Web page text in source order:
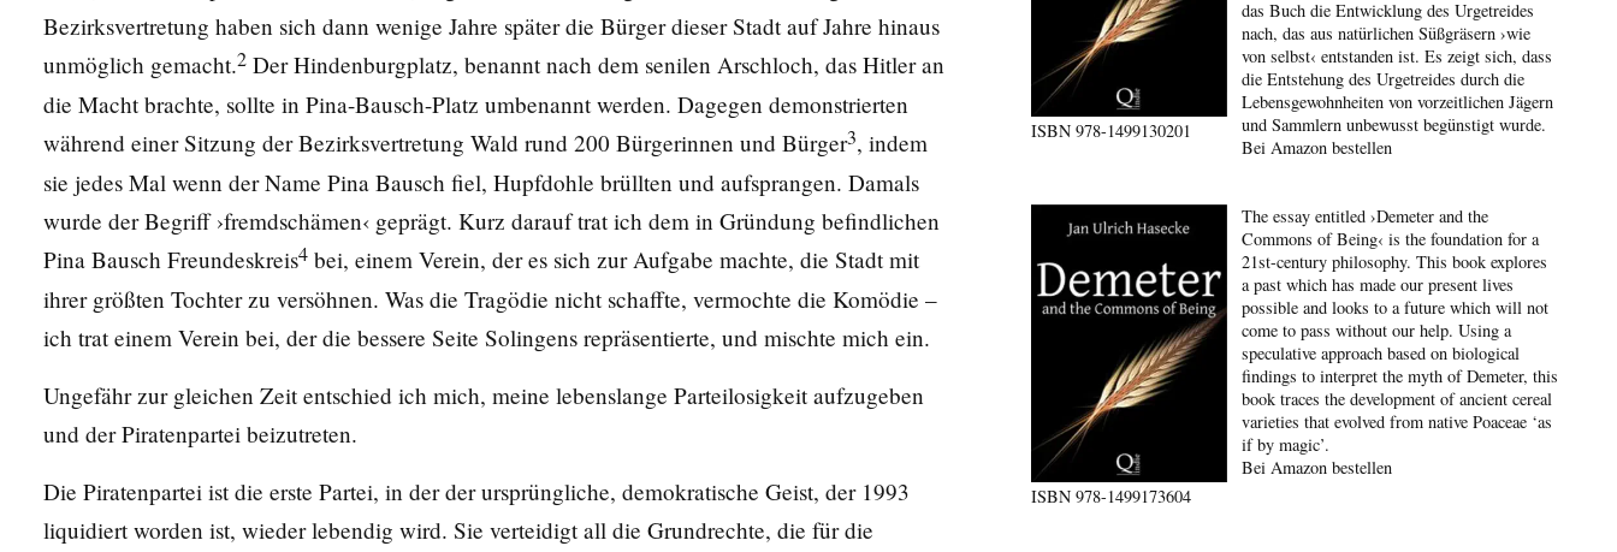
Bezirksvertretung haben sich dann wenige Jahre später die Bürger dieser Stadt auf Jahre hinaus
unmöglich gemacht.2 Der Hindenburgplatz, benannt nach dem senilen Arschloch, das Hitler an
die Macht brachte, sollte in Pina-Bausch-Platz umbenannt werden. Dagegen demonstrierten
während einer Sitzung der Bezirksvertretung Wald rund 200 Bürgerinnen und Bürger3, indem
sie jedes Mal wenn der Name Pina Bausch fiel, Hupfdohle brüllten und aufsprangen. Damals
wurde der Begriff ›fremdschämen‹ geprägt. Kurz darauf trat ich dem in Gründung befindlichen
Pina Bausch Freundeskreis4 bei, einem Verein, der es sich zur Aufgabe machte, die Stadt mit
ihrer größten Tochter zu versöhnen. Was die Tragödie nicht schaffte, vermochte die Komödie –
ich trat einem Verein bei, der die bessere Seite Solingens repräsentierte, und mischte mich ein.
Ungefähr zur gleichen Zeit entschied ich mich, meine lebenslange Parteilosigkeit aufzugeben
und der Piratenpartei beizutreten.
Die Piratenpartei ist die erste Partei, in der der ursprüngliche, demokratische Geist, der 1993
liquidiert worden ist, wieder lebendig wird. Sie verteidigt all die Grundrechte, die für die
ISBN978-1499130201
das Buch die Entwicklung des Urgetreides
nach, das aus natürlichen Süßgräsern ›wie
von selbst‹ entstanden ist. Es zeigt sich, dass
die Entstehung des Urgetreides durch die
Lebensgewohnheiten von vorzeitlichen Jägern
und Sammlern unbewusst begünstigt wurde.
Bei Amazon bestellen
ISBN978-1499173604
The essay entitled ›Demeter and the
Commons of Being‹ is the foundation for a
21st-century philosophy. This book explores
a past which has made our present lives
possible and looks to a future which will not
come to pass without our help. Using a
speculative approach based on biological
findings to interpret the myth of Demeter, this
book traces the development of ancient cereal
varieties that evolved from native Poaceae ‘as
if by magic’.
Bei Amazon bestellen